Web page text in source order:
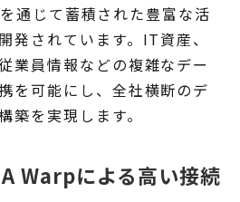
通じて蓄積された豊富な活
発されています。IT資産、
業員情報などの複雑なデー
を可能にし、全社横断のデ
築を実現します。
Warpによる高い接続